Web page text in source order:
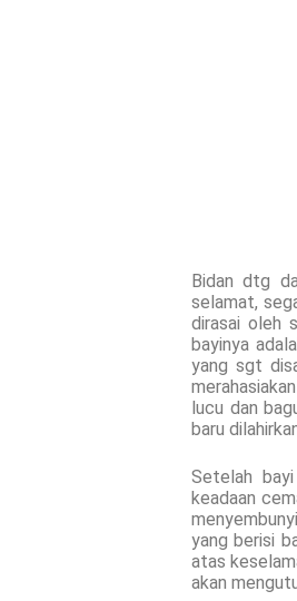
Bidan dtg
selamat,
dirasai oleh
bayinya
yang sgt
lucu dan
baru
Setelah
keadaan
yang berisi
atas
akan